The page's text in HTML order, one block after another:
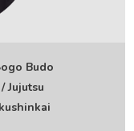
Budo
Jujutsu